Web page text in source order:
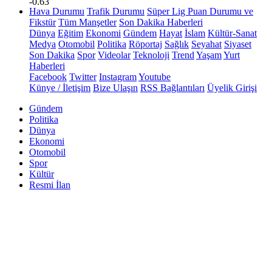
Hava Durumu Trafik Durumu Süper Lig Puan Durumu ve
Fikstür Tüm Manşetler Son Dakika Haberleri
Dünya Eğitim Ekonomi Gündem Hayat İslam Kültür-Sanat
Medya Otomobil Politika Röportaj Sağlık Seyahat Siyaset
Son Dakika Spor Videolar Teknoloji Trend YaşamYurt
Haberleri
Facebook Twitter InstagramYoutube
Künye / İletişim Bize Ulaşın RSS Bağlantıları Üyelik Girişi
Gündem
Politika
Dünya
Ekonomi
Otomobil
Spor
Kültür
Resmi İlan